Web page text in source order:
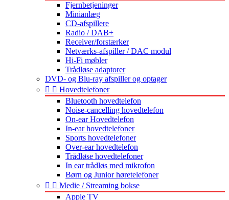
Fjernbetjeninger
Minianlæg
CD-afspillere
Radio / DAB+
Receiver/forstærker
Netværks-afspiller / DAC modul
Hi-Fi møbler
Trådløse adaptorer
DVD- og Blu-ray afspiller og optager
  Hovedtelefoner
Bluetooth hovedtelefon
Noise-cancelling hovedtelefon
On-ear Hovedtelefon
In-ear hovedtelefoner
Sports hovedtelefoner
Over-ear hovedtelefon
Trådløse hovedtelefoner
In ear trådløs med mikrofon
Børn og Junior høretelefoner
  Medie / Streaming bokse
Apple TV